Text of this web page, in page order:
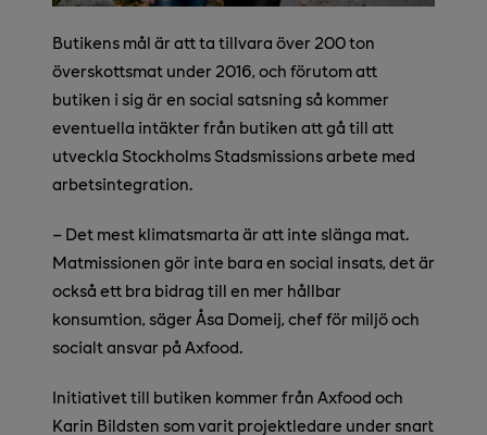
Butikens mål är att ta tillvara över 200 ton
överskottsmat under 2016, och förutom att
butiken i sig är en social satsning så kommer
eventuella intäkter från butiken att gå till att
utveckla Stockholms Stadsmissions arbete med
arbetsintegration.
– Det mest klimatsmarta är att inte slänga mat.
Matmissionen gör inte bara en social insats, det är
också ett bra bidrag till en mer hållbar
konsumtion, säger Åsa Domeij, chef för miljö och
socialt ansvar på Axfood.
Initiativet till butiken kommer från Axfood och
Karin Bildsten som varit projektledare under snart